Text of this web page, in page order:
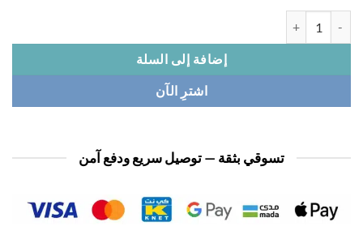
إضافة إلى السلة
اشترِ الآن
تسوقي بثقة — توصيل سريع ودفع آمن